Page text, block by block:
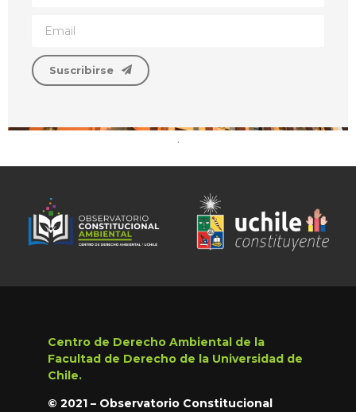
Suscribirse
.
Centro de Derecho Ambiental de la
Facultad de Derecho de la Universidad de
Chile.
© 2021 – Observatorio Constitucional